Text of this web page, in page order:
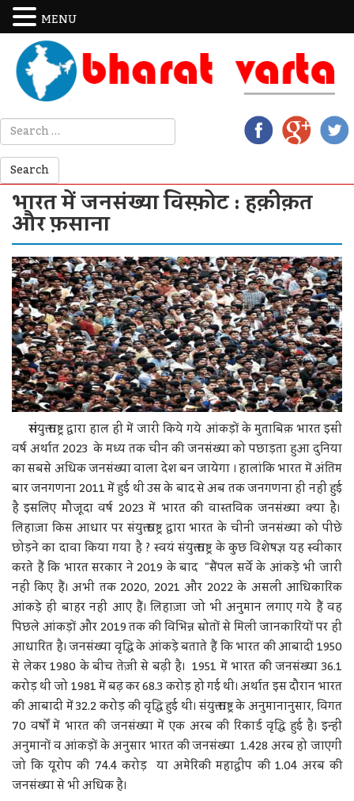
भारत में जनसंख्या विस्फ़ोट : हक़ीक़त
और फ़साना
संयुक्त राष्ट्र द्वारा हाल ही में जारी किये गये आंकड़ों के मुताबिक़ भारत इसी
वर्ष अर्थात 2023 के मध्य तक चीन की जनसंख्या को पछाड़ता हुआ दुनिया
का सबसे अधिक जनसंख्या वाला देश बन जायेगा । हालांकि भारत में अंतिम
बार जनगणना 2011 में हुई थी उस के बाद से अब तक जनगणना ही नहीं हुई
है इसलिए मौजूदा वर्ष 2023 में भारत की वास्तविक जनसंख्या क्या है।
लिहाज़ा किस आधार पर संयुक्त राष्ट्र द्वारा भारत के चीनी जनसंख्या को पीछे
छोड़ने का दावा किया गया है ? स्वयं संयुक्त राष्ट्र के कुछ विशेषज्ञ यह स्वीकार
करते हैं कि भारत सरकार ने 2019 के बाद "सैंपल सर्वे के आंकड़े भी जारी
नहीं किए हैं। अभी तक 2020, 2021 और 2022 के असली आधिकारिक
आंकड़े ही बाहर नहीं आए हैं। लिहाज़ा जो भी अनुमान लगाए गये हैं वह
पिछले आंकड़ों और 2019 तक की विभिन्न स्रोतों से मिली जानकारियों पर ही
आधारित है। जनसंख्या वृद्धि के आंकड़े बताते हैं कि भारत की आबादी 1950
से लेकर 1980 के बीच तेज़ी से बढ़ी है। 1951 में भारत की जनसंख्या 36.1
करोड़ थी जो 1981 में बढ़ कर 68.3 करोड़ हो गई थी। अर्थात इस दौरान भारत
की आबादी में 32.2 करोड़ की वृद्धि हुई थी। संयुक्त राष्ट्र के अनुमानानुसार, विगत
70 वर्षों में भारत की जनसंख्या में एक अरब की रिकार्ड वृद्धि हुई है। इन्हीं
अनुमानों व आंकड़ों के अनुसार भारत की जनसंख्या 1.428 अरब हो जाएगी
जो कि यूरोप की 74.4 करोड़ या अमेरिकी महाद्वीप की 1.04 अरब की
जनसंख्या से भी अधिक है।
MENU